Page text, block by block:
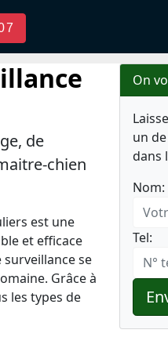
de
chien
est une
et efficace
se
Grâce à
les types de
On
un
dans
Nom:
Tel: